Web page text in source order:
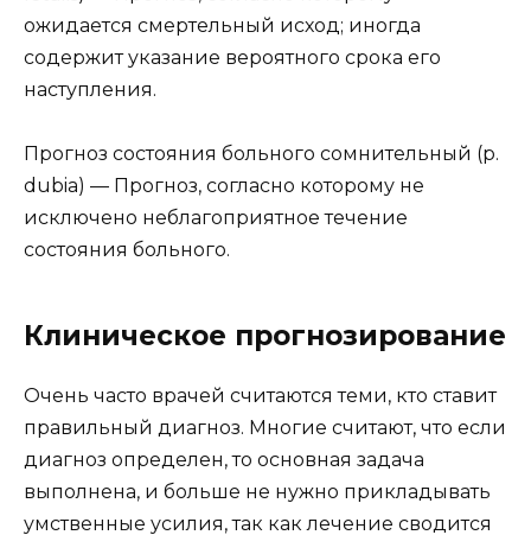
ожидается смертельный исход; иногда
содержит указание вероятного срока его
наступления.
Прогноз состояния больного сомнительный (р.
dubia) — Прогноз, согласно которому не
исключено неблагоприятное течение
состояния больного.
Клиническое прогнозирование
Очень часто врачей считаются теми, кто ставит
правильный диагноз. Многие считают, что если
диагноз определен, то основная задача
выполнена, и больше не нужно прикладывать
умственные усилия, так как лечение сводится